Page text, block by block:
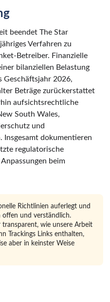
beendet The Star
Verfahren zu
Betreiber. Finanzielle
bilanziellen Belastung
Geschäftsjahr 2026,
Beträge zurückerstattet
aufsichtsrechtliche
South Wales,
und
Insgesamt dokumentieren
regulatorische
beim
Richtlinien auferlegt und
offen und verständlich.
wie unsere Arbeit
Trackings Links enthalten,
aber in keinster Weise